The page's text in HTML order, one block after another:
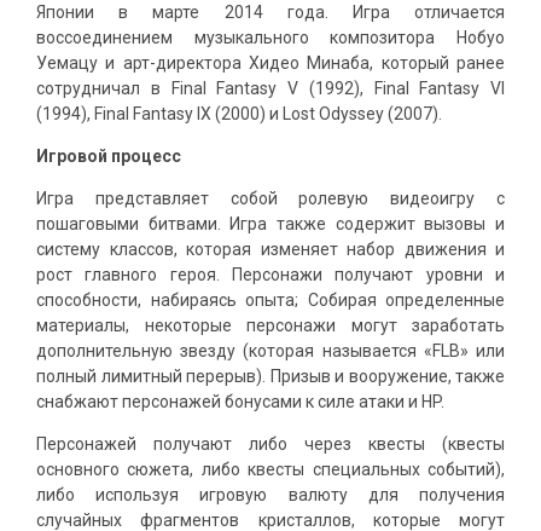
Японии в марте 2014 года. Игра отличается
воссоединением музыкального композитора Нобуо
Уемацу и арт-директора Хидео Минаба, который ранее
сотрудничал в Final Fantasy V (1992), Final Fantasy VI
(1994), Final Fantasy IX (2000) и Lost Odyssey (2007).
Игровой процесс
Игра представляет собой ролевую видеоигру с
пошаговыми битвами. Игра также содержит вызовы и
систему классов, которая изменяет набор движения и
рост главного героя. Персонажи получают уровни и
способности, набираясь опыта; Собирая определенные
материалы, некоторые персонажи могут заработать
дополнительную звезду (которая называется «FLB» или
полный лимитный перерыв). Призыв и вооружение, также
снабжают персонажей бонусами к силе атаки и HP.
Персонажей получают либо через квесты (квесты
основного сюжета, либо квесты специальных событий),
либо используя игровую валюту для получения
случайных фрагментов кристаллов, которые могут